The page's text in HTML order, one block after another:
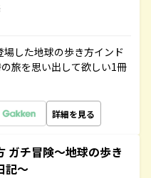
した地球の歩き方インド
旅を思い出して欲しい1冊
詳細を見る
ガチ冒険～地球の歩き
記～